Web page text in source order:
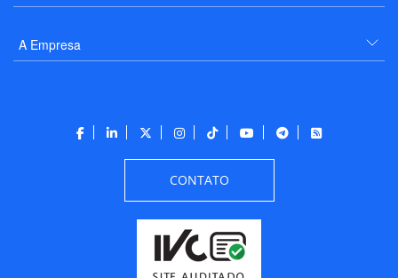
A Empresa
CONTATO